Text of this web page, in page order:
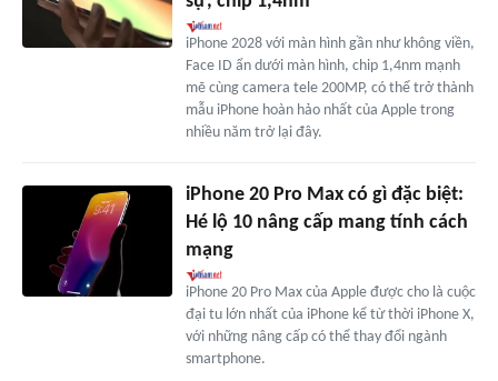
iPhone 2028 với màn hình gần như không viền,
Face ID ẩn dưới màn hình, chip 1,4nm mạnh
mẽ cùng camera tele 200MP, có thể trở thành
mẫu iPhone hoàn hảo nhất của Apple trong
nhiều năm trở lại đây.
iPhone 20 Pro Max có gì đặc biệt:
Hé lộ 10 nâng cấp mang tính cách
mạng
iPhone 20 Pro Max của Apple được cho là cuộc
đại tu lớn nhất của iPhone kể từ thời iPhone X,
với những nâng cấp có thể thay đổi ngành
smartphone.